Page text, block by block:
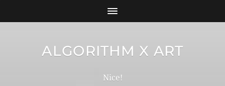
ALGORITHM X ART
Nice!